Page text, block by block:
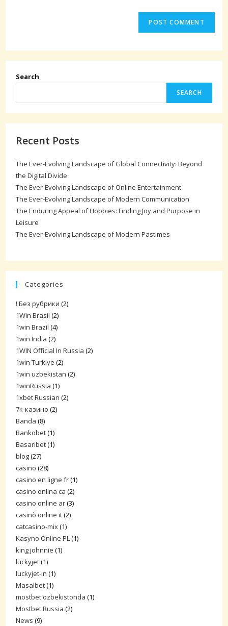
Search
SEARCH
Recent Posts
The Ever-Evolving Landscape of Global Connectivity: Beyond
the Digital Divide
The Ever-Evolving Landscape of Online Entertainment
The Ever-Evolving Landscape of Modern Communication
The Enduring Appeal of Hobbies: Finding Joy and Purpose in
Leisure
The Ever-Evolving Landscape of Modern Pastimes
Categories
! Без рубрики (2)
1Win Brasil (2)
1win Brazil (4)
1win India (2)
1WIN Official In Russia (2)
1win Turkiye (2)
1win uzbekistan (2)
1winRussia (1)
1xbet Russian (2)
7к-казино (2)
Banda (8)
Bankobet(1)
Basaribet(1)
blog(27)
casino (28)
casino en ligne fr(1)
casino onlina ca (2)
casino online ar(3)
casinò online it(2)
catcasino-mix(1)
Kasyno Online PL(1)
king johnnie (1)
luckyjet(1)
luckyjet-in (1)
Masalbet(1)
mostbet ozbekistonda (1)
Mostbet Russia (2)
News (9)